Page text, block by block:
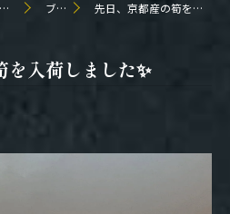
京都市の東寺ふもとの和食なら日本料理 結縁 ブログ 先日、京都産の筍を入荷しました✨
入荷しました✨